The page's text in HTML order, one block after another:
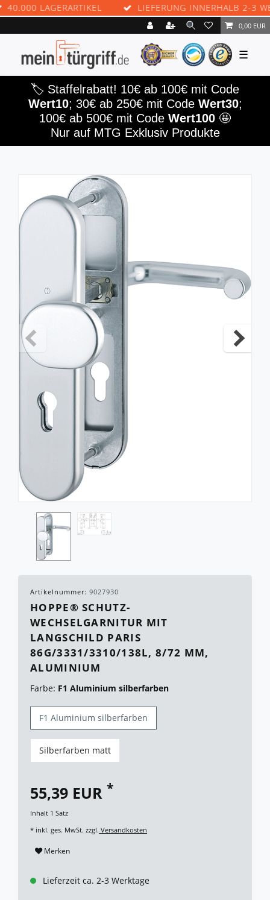
LAGERARTIKEL LIEFERUNG INNERHALB 2-3
0,00 EUR
☰
🏷️ Staffelrabatt! 10€ ab 100€ mit Code
Wert10; 30€ ab 250€ mit Code Wert30;
100€ ab 500€ mit Code Wert100 🤩
Nur auf MTG Exklusiv Produkte
Artikelnummer: 9027930
HOPPE® SCHUTZ-
WECHSELGARNITUR MIT
LANGSCHILD PARIS
86G/3331/3310/138L, 8/72 MM,
ALUMINIUM
Farbe: F1 Aluminium silberfarben
F1 Aluminium silberfarben
Silberfarben matt
55,39 EUR *
Inhalt 1 Satz
* inkl. ges. MwSt. zzgl. Versandkosten
Merken
Lieferzeit ca. 2-3 Werktage